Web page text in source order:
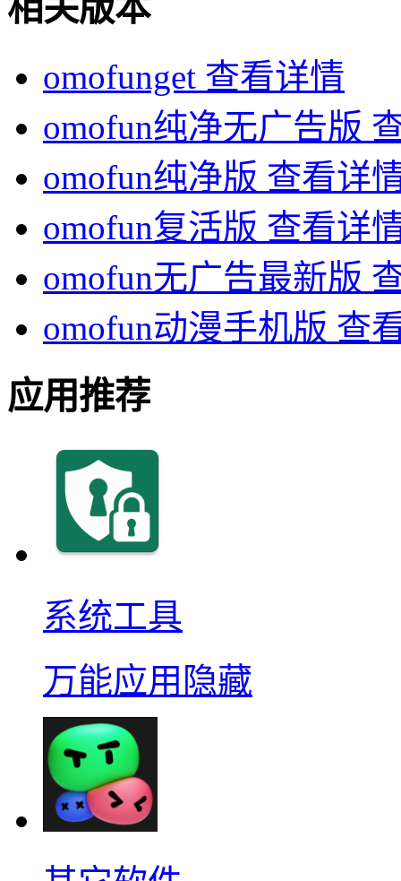
相关版本
omofunget 查看详情
omofun纯净无广告版
omofun纯净版 查看详
omofun复活版 查看详
omofun无广告最新版
omofun动漫手机版 查
应用推荐
系统工具
万能应用隐藏